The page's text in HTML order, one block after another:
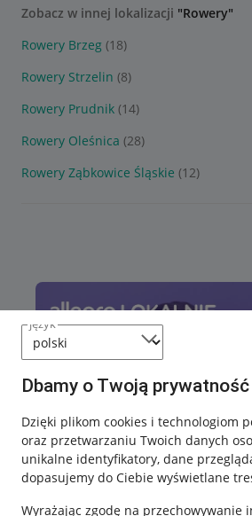
język
Dbamy o Twoją prywatność
Dzięki plikom cookies i technologiom
oraz przetwarzaniu Twoich danych
unikalne identyfikatory, dane
dopasujemy do Ciebie wyświetlane
Wyrażając zgodę na przechowywanie
Zobacz w innej lokalizacji "Rowery"
Rowery Brzeg (18)
Rowery Strzelin (8)
Rowery Prudnik (14)
Rowery Oleśnica (28)
Rowery Ząbkowice Śląskie (12)